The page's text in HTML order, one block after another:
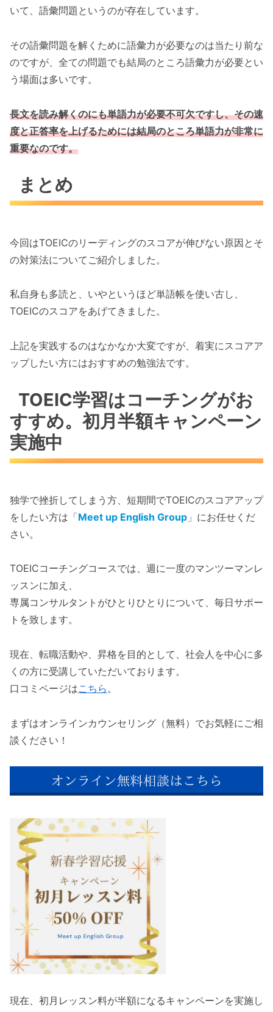
いて、語彙問題というのが存在しています。
その語彙問題を解くために語彙力が必要なのは当たり前な
のですが、全ての問題でも結局のところ語彙力が必要とい
う場面は多いです。
長文を読み解くのにも単語力が必要不可欠ですし、その速
度と正答率を上げるためには結局のところ単語力が非常に
重要なのです。
まとめ
今回はTOEICのリーディングのスコアが伸びない原因とそ
の対策法についてご紹介しました。
私自身も多読と、いやというほど単語帳を使い古し、
TOEICのスコアをあげてきました。
上記を実践するのはなかなか大変ですが、着実にスコアア
ップしたい方にはおすすめの勉強法です。
TOEIC学習はコーチングがお
すすめ。初月半額キャンペーン
実施中
独学で挫折してしまう方、短期間でTOEICのスコアアップ
をしたい方は「Meet up English Group 」にお任せくだ
さい。
TOEICコーチングコースでは、週に一度のマンツーマンレ
ッスンに加え、
専属コンサルタントがひとりひとりについて、毎日サポー
トを致します。
現在、転職活動や、昇格を目的として、社会人を中心に多
くの方に受講していただいております。
口コミページはこちら。
まずはオンラインカウンセリング（無料）でお気軽にご相
談ください！
現在、初月レッスン料が半額になるキャンペーンを実施し